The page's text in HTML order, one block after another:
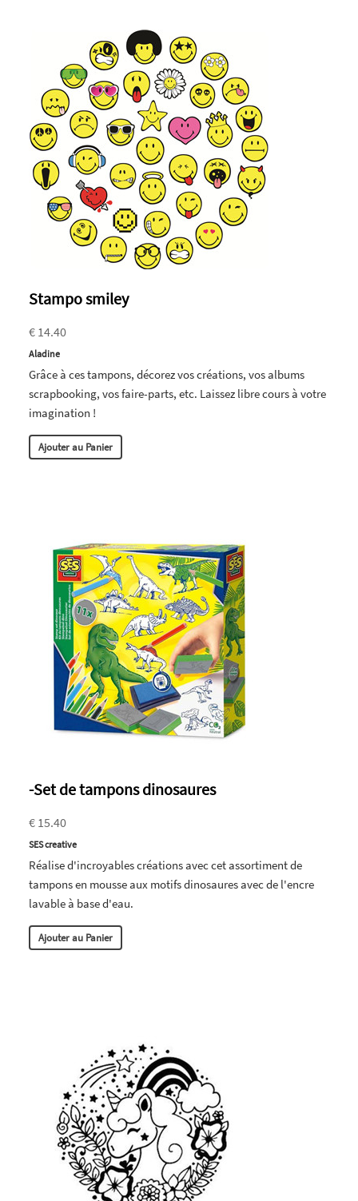
Stampo smiley
€ 14.40
Aladine
Grâce à ces tampons, décorez vos créations, vos albums
scrapbooking, vos faire-parts, etc. Laissez libre cours à votre
imagination !
Ajouter au Panier
-Set de tampons dinosaures
€ 15.40
SES creative
Réalise d'incroyables créations avec cet assortiment de
tampons en mousse aux motifs dinosaures avec de l'encre
lavable à base d'eau.
Ajouter au Panier